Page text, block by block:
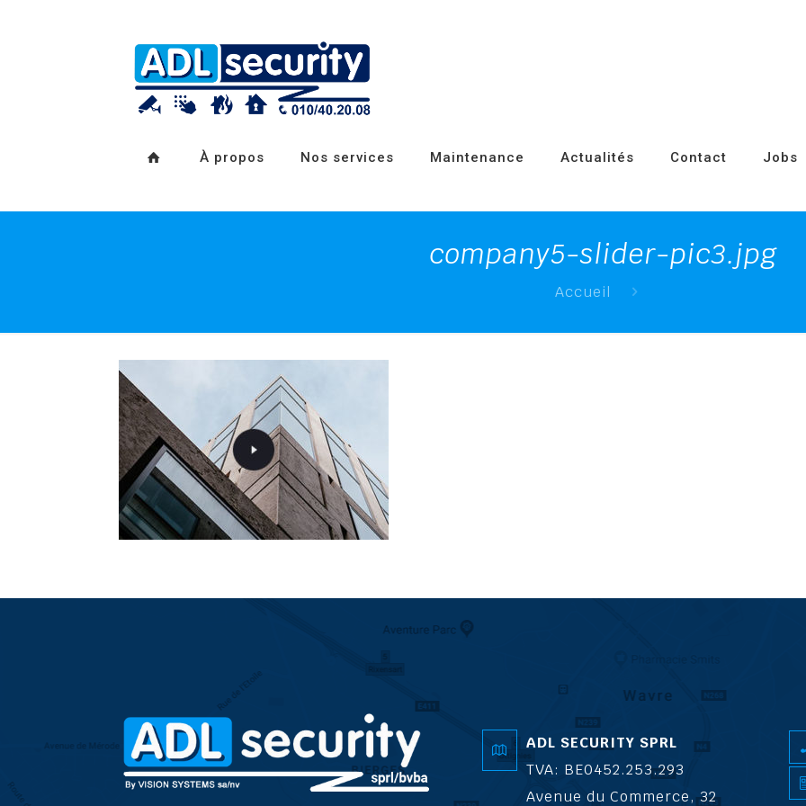
À propos Nos services Maintenance Actualités Contact Jobs
company5-slider-pic3.jpg
Accueil
ADL SECURITY SPRL
TVA: BE0452.253.293
Avenue du Commerce, 32